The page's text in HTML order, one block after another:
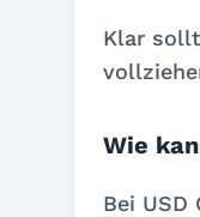
Klar
Wie
Bei